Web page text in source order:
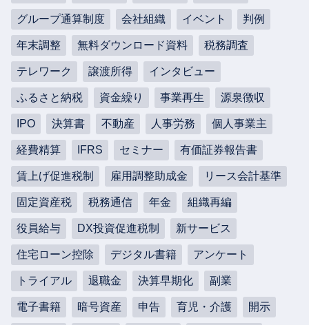
グループ通算制度 会社組織 イベント 判例
年末調整 無料ダウンロード資料 税務調査
テレワーク 譲渡所得 インタビュー
ふるさと納税 資金繰り 事業再生 源泉徴収
IPO 決算書 不動産 人事労務 個人事業主
経費精算 IFRS セミナー 有価証券報告書
賃上げ促進税制 雇用調整助成金 リース会計基準
固定資産税 税務通信 年金 組織再編
役員給与 DX投資促進税制 新サービス
住宅ローン控除 デジタル書籍 アンケート
トライアル 退職金 決算早期化 副業
電子書籍 暗号資産 申告 育児・介護 開示